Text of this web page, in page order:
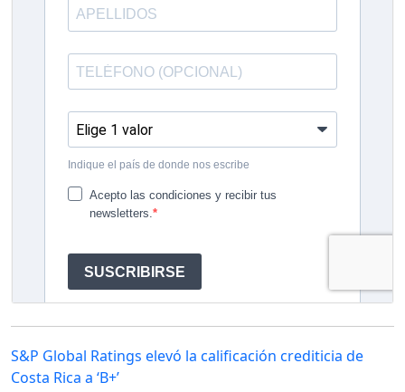
S&P Global Ratings elevó la calificación crediticia de
Costa Rica a ‘B+’